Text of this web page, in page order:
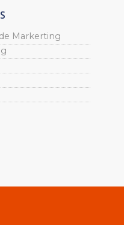
Markerting